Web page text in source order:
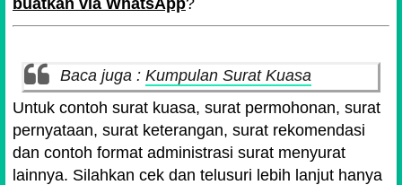
buatkan via WhatsApp?
Baca juga : Kumpulan Surat Kuasa
Untuk contoh surat kuasa, surat permohonan, surat
pernyataan, surat keterangan, surat rekomendasi
dan contoh format administrasi surat menyurat
lainnya. Silahkan cek dan telusuri lebih lanjut hanya